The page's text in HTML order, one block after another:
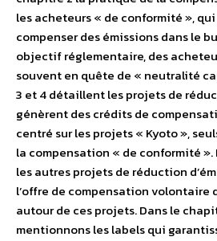
les acheteurs « de conformité »,
compenser des émissions dans le
objectif réglementaire, des
souvent en quête de « neutralité
3 et 4 détaillent les projets de
génèrent des crédits de
centré sur les projets « Kyoto »,
la compensation « de conformité
les autres projets de réduction
l’offre de compensation volontaire
autour de ces projets. Dans le
mentionnons les labels qui